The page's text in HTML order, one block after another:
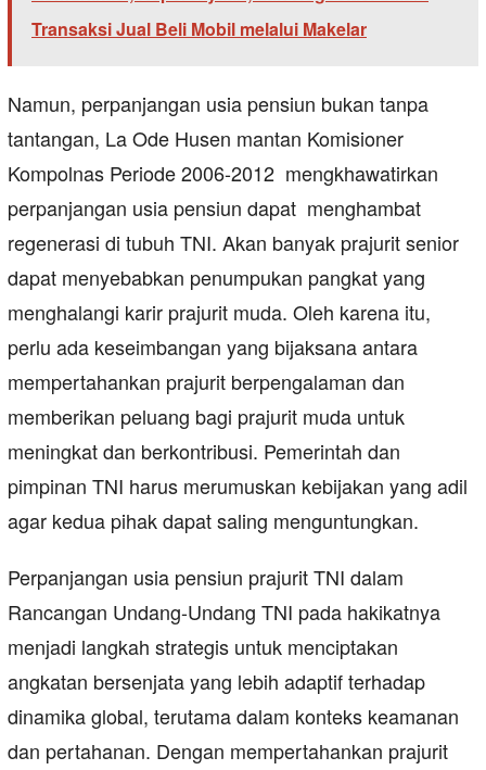
Transaksi Jual Beli Mobil melalui Makelar
Namun, perpanjangan usia pensiun bukan tanpa
tantangan, La Ode Husen mantan Komisioner
Kompolnas Periode 2006-2012 mengkhawatirkan
perpanjangan usia pensiun dapat menghambat
regenerasi di tubuh TNI. Akan banyak prajurit senior
dapat menyebabkan penumpukan pangkat yang
menghalangi karir prajurit muda. Oleh karena itu,
perlu ada keseimbangan yang bijaksana antara
mempertahankan prajurit berpengalaman dan
memberikan peluang bagi prajurit muda untuk
meningkat dan berkontribusi. Pemerintah dan
pimpinan TNI harus merumuskan kebijakan yang adil
agar kedua pihak dapat saling menguntungkan.
Perpanjangan usia pensiun prajurit TNI dalam
Rancangan Undang-Undang TNI pada hakikatnya
menjadi langkah strategis untuk menciptakan
angkatan bersenjata yang lebih adaptif terhadap
dinamika global, terutama dalam konteks keamanan
dan pertahanan. Dengan mempertahankan prajurit